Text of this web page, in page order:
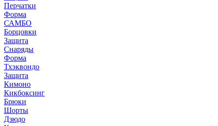
Перчатки
Форма
САМБО
Борцовки
Защита
Снаряды
Форма
Тхэквондо
Защита
Кимоно
Кикбоксинг
Брюки
Шорты
Дзюдо